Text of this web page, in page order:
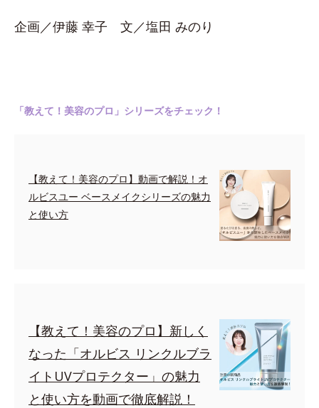
企画／伊藤 幸子 文／塩田 みのり
「教えて！美容のプロ」シリーズをチェック！
【教えて！美容のプロ】動画で解説！オ
ルビスユー ベースメイクシリーズの魅力
と使い方
【教えて！美容のプロ】新しく
なった「オルビス リンクルブラ
イトUVプロテクター」の魅力
と使い方を動画で徹底解説！